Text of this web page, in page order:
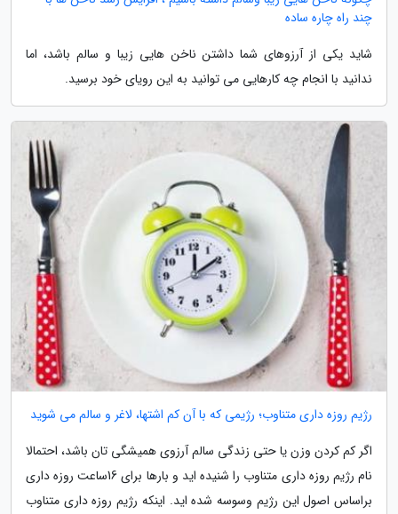
چند راه چاره ساده
شاید یکی از آرزوهای شما داشتن ناخن هایی زیبا و سالم باشد، اما
ندانید با انجام چه کارهایی می توانید به این رویای خود برسید.
رژیم روزه داری متناوب؛ رژیمی که با آن کم اشتها، لاغر و سالم می شوید
اگر کم کردن وزن یا حتی زندگی سالم آرزوی همیشگی تان باشد، احتمالا
نام رژیم روزه داری متناوب را شنیده اید و بارها برای 16ساعت روزه داری
براساس اصول این رژیم وسوسه شده اید. اینکه رژیم روزه داری متناوب